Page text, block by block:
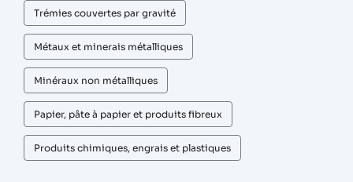
Trémies couvertes par gravité
Métaux et minerais métalliques
Minéraux non métalliques
Papier, pâte à papier et produits fibreux
Produits chimiques, engrais et plastiques